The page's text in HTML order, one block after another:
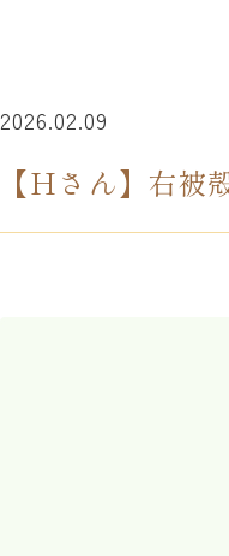
2026.02.09
【Hさん】右被